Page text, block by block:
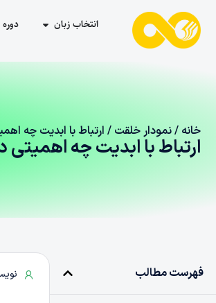
انتخاب زبان
خانه /نمودار خلقت / ارتباط با ابدیت چه
ارتباط با ابدیت چه
فهرست مطالب